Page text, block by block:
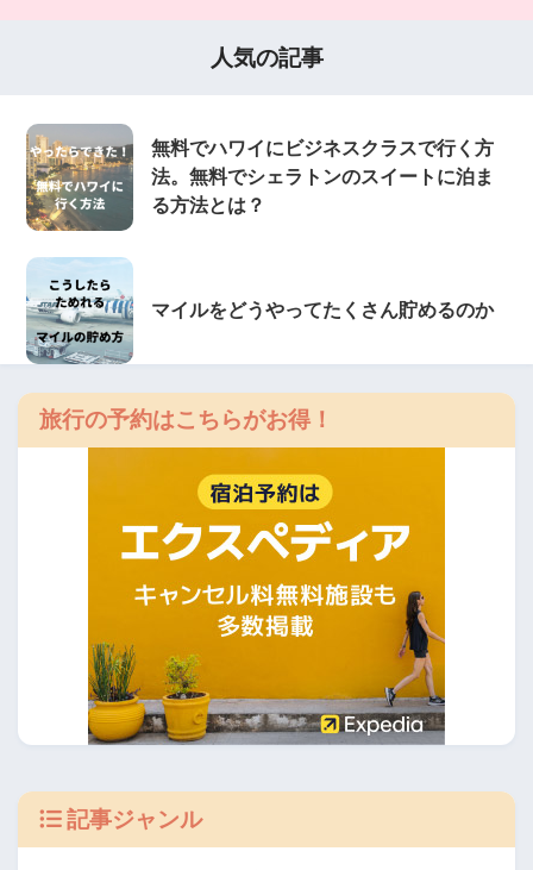
人気の記事
無料でハワイにビジネスクラスで行く方
法。無料でシェラトンのスイートに泊ま
る方法とは？
マイルをどうやってたくさん貯めるのか
旅行の予約はこちらがお得！
記事ジャンル